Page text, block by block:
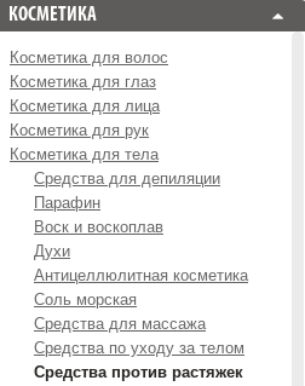
КОСМЕТИКА
Косметика для волос
Косметика для глаз
Косметика для лица
Косметика для рук
Косметика для тела
Средства для депиляции
Парафин
Воск и воскоплав
Духи
Антицеллюлитная косметика
Соль морская
Средства для массажа
Средства по уходу за телом
Средства против растяжек